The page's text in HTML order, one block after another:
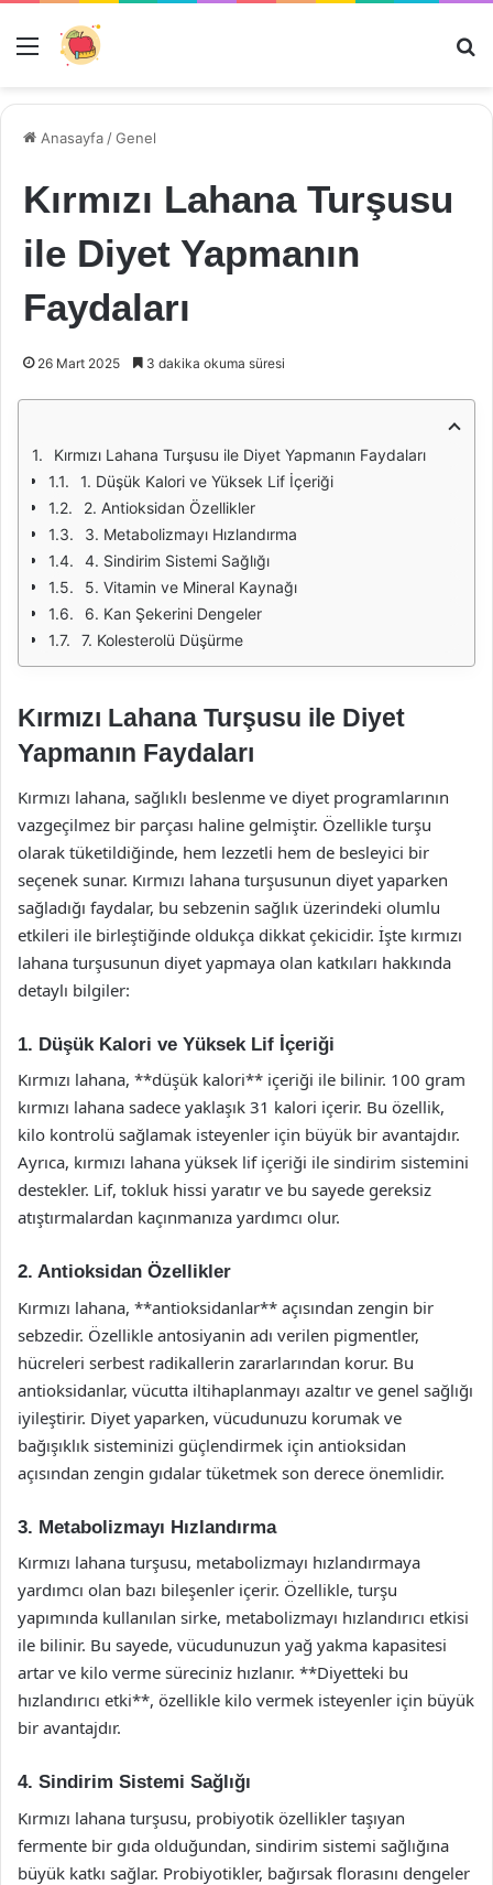
Menü
Anasayfa /Genel
Kırmızı Lahana Turşusu
ile Diyet Yapmanın
Faydaları
26 Mart 2025 3 dakika okuma süresi
Kırmızı Lahana Turşusu ile Diyet Yapmanın Faydaları
1. Düşük Kalori ve Yüksek Lif İçeriği
2. Antioksidan Özellikler
3. Metabolizmayı Hızlandırma
4. Sindirim Sistemi Sağlığı
5. Vitamin ve Mineral Kaynağı
6. Kan Şekerini Dengeler
7. Kolesterolü Düşürme
Kırmızı Lahana Turşusu ile Diyet
Yapmanın Faydaları
Kırmızı lahana, sağlıklı beslenme ve diyet programlarının
vazgeçilmez bir parçası haline gelmiştir. Özellikle turşu
olarak tüketildiğinde, hem lezzetli hem de besleyici bir
seçenek sunar. Kırmızı lahana turşusunun diyet yaparken
sağladığı faydalar, bu sebzenin sağlık üzerindeki olumlu
etkileri ile birleştiğinde oldukça dikkat çekicidir. İşte kırmızı
lahana turşusunun diyet yapmaya olan katkıları hakkında
detaylı bilgiler:
1. Düşük Kalori ve Yüksek Lif İçeriği
Kırmızı lahana, **düşük kalori** içeriği ile bilinir. 100 gram
kırmızı lahana sadece yaklaşık 31 kalori içerir. Bu özellik,
kilo kontrolü sağlamak isteyenler için büyük bir avantajdır.
Ayrıca, kırmızı lahana yüksek lif içeriği ile sindirim sistemini
destekler. Lif, tokluk hissi yaratır ve bu sayede gereksiz
atıştırmalardan kaçınmanıza yardımcı olur.
2. Antioksidan Özellikler
Kırmızı lahana, **antioksidanlar** açısından zengin bir
sebzedir. Özellikle antosiyanin adı verilen pigmentler,
hücreleri serbest radikallerin zararlarından korur. Bu
antioksidanlar, vücutta iltihaplanmayı azaltır ve genel sağlığı
iyileştirir. Diyet yaparken, vücudunuzu korumak ve
bağışıklık sisteminizi güçlendirmek için antioksidan
açısından zengin gıdalar tüketmek son derece önemlidir.
3. Metabolizmayı Hızlandırma
Kırmızı lahana turşusu, metabolizmayı hızlandırmaya
yardımcı olan bazı bileşenler içerir. Özellikle, turşu
yapımında kullanılan sirke, metabolizmayı hızlandırıcı etkisi
ile bilinir. Bu sayede, vücudunuzun yağ yakma kapasitesi
artar ve kilo verme süreciniz hızlanır. **Diyetteki bu
hızlandırıcı etki**, özellikle kilo vermek isteyenler için büyük
bir avantajdır.
4. Sindirim Sistemi Sağlığı
Kırmızı lahana turşusu, probiyotik özellikler taşıyan
fermente bir gıda olduğundan, sindirim sistemi sağlığına
büyük katkı sağlar. Probiyotikler, bağırsak florasını dengeler